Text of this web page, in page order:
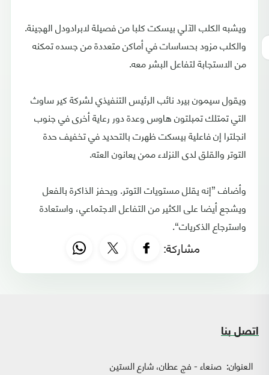
ويشبه الكلب الآلي بيسكت كلبا من فصيلة لابرادودل الهجينة.
والكلب مزود بحساسات في أماكن متعددة من جسده تمكنه
من الاستجابة لتفاعل البشر معه.
ويقول سيمون بيرد نائب الرئيس التنفيذي لشركة كير ساوث
التي تمتلك تمبلتون هاوس وعدة دور رعاية أخرى في جنوب
انجلترا إن فاعلية بيسكت ظهرت بالتحديد في تخفيف حدة
التوتر والقلق لدى النزلاء ممن يعانون العته.
وأضاف ”إنه يقلل مستويات التوتر. ويحفز الذاكرة بالفعل
ويشجع أيضا على الكثير من التفاعل الاجتماعي، واستعادة
واسترجاع الذكريات“.
مشاركة:
اتصل بنا
العنوان: صنعاء - فج عطان، شارع الستين